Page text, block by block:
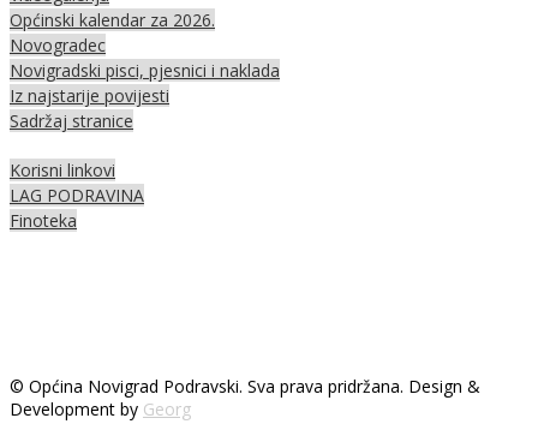
Općinski kalendar za 2026.
Novogradec
Novigradski pisci, pjesnici i naklada
Iz najstarije povijesti
Sadržaj stranice
Korisni linkovi
LAG PODRAVINA
Finoteka
© Općina Novigrad Podravski. Sva prava pridržana. Design &
Development by Georg